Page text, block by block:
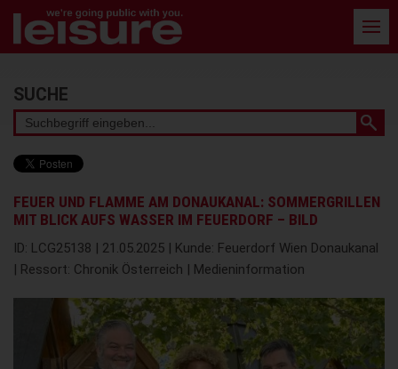
Barrierefreie
Bedienung
der
Stichwortsuche
SUCHE
FEUER UND FLAMME AM DONAUKANAL: SOMMERGRILLEN
MIT BLICK AUFS WASSER IM FEUERDORF – BILD
ID: LCG25138 | 21.05.2025 | Kunde: Feuerdorf Wien Donaukanal
| Ressort: Chronik Österreich | Medieninformation